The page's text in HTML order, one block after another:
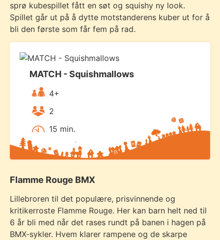
sprø kubespillet fått en søt og squishy ny look.
Spillet går ut på å dytte motstanderens kuber ut for å
bli den første som får fem på rad.
MATCH - Squishmallows
4+
2
15 min.
Flamme Rouge BMX
Lillebroren til det populære, prisvinnende og
kritikerroste Flamme Rouge. Her kan barn helt ned til
6 år bli med når det rases rundt på banen i hagen på
BMX-sykler. Hvem klarer rampene og de skarpe